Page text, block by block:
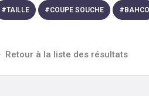
#TAILLE #COUPE SOUCHE #
Retour à la liste des résultats